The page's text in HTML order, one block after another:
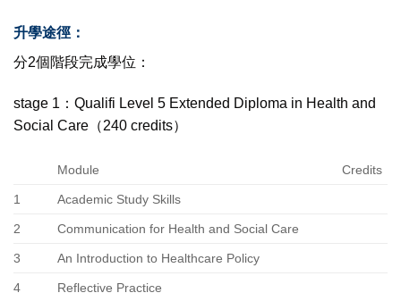
升學途徑：
分2個階段完成學位：
stage 1：Qualifi Level 5 Extended Diploma in Health and
Social Care（240 credits）
Module Credits
1 Academic Study Skills
2 Communication for Health and Social Care
3 An Introduction to Healthcare Policy
4 Reflective Practice